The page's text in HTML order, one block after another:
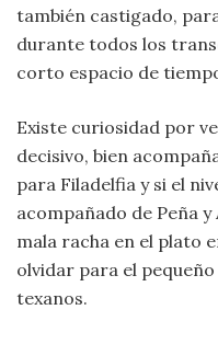
también castigado,
durante todos los
corto espacio de
Existe curiosidad por
decisivo, bien
para Filadelfia y si el
acompañado de Peña
mala racha en el plato
olvidar para el
texanos.